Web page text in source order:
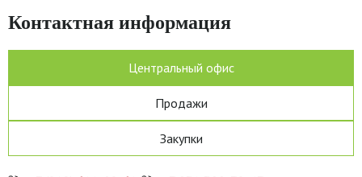
Контактная информация
Центральный офис
Продажи
Закупки